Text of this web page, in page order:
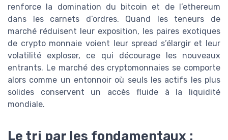
renforce la domination du bitcoin et de l’ethereum
dans les carnets d’ordres. Quand les teneurs de
marché réduisent leur exposition, les paires exotiques
de crypto monnaie voient leur spread s’élargir et leur
volatilité exploser, ce qui décourage les nouveaux
entrants. Le marché des cryptomonnaies se comporte
alors comme un entonnoir où seuls les actifs les plus
solides conservent un accès fluide à la liquidité
mondiale.
Le tri par les fondamentaux :